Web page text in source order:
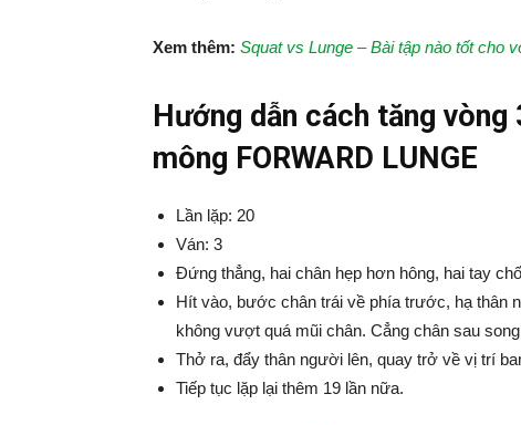
Xem thêm: Squat vs Lunge – Bài tập nào tốt cho
Hướng dẫn cách tăng
mông FORWARD LUNGE
Lần lặp: 20
Ván: 3
Đứng thẳng, hai chân hẹp hơn hông, hai tay
Hít vào, bước chân trái về phía trước, hạ thân
không vượt quá mũi chân. Cẳng chân sau
Thở ra, đẩy thân người lên, quay trở về vị trí
Tiếp tục lặp lại thêm 19 lần nữa.